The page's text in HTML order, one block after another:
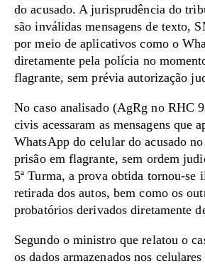
do acusado. A jurisprudência do
são inválidas mensagens de texto,
por meio de aplicativos como o
diretamente pela polícia no
flagrante, sem prévia autorização
No caso analisado (AgRg no RHC
civis acessaram as mensagens que
WhatsApp do celular do acusado
prisão em flagrante, sem ordem
5ª Turma, a prova obtida tornou-se
retirada dos autos, bem como os
probatórios derivados diretamente
Segundo o ministro que relatou o
os dados armazenados nos